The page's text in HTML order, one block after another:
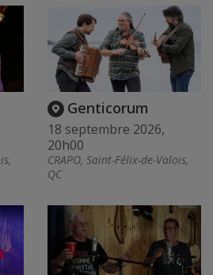
Genticorum
18 septembre 2026,
20h00
CRAPO, Saint-Félix-de-Valois,
QC